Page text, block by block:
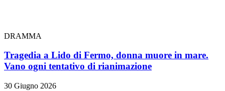
DRAMMA
Tragedia a Lido di Fermo, donna muore in mare.
Vano ogni tentativo di rianimazione
30 Giugno 2026